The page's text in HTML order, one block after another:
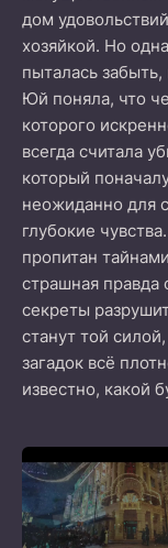
дом
хозяйкой. Но
пыталась
Юй поняла, что
которого
всегда считала
который
неожиданно для
глубокие
пропитан
страшная правда
секреты
станут той
загадок всё
известно, какой